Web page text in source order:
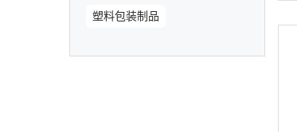
塑料包装制品